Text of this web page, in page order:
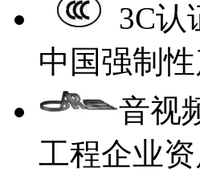
3C认
中国强制
音视
工程企业